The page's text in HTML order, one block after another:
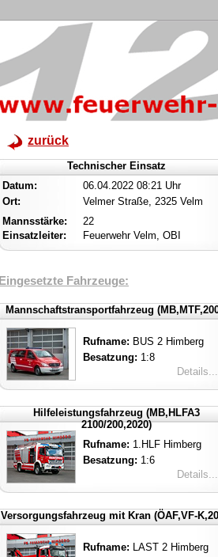
zurück
Technischer Einsatz
Datum:
06.04.2022 08:21 Uhr
Ort:
Velmer Straße, 2325 Velm
Mannsstärke:
22
Einsatzleiter:
Feuerwehr Velm, OBI
Eingesetzte Fahrzeuge:
Mannschaftstransportfahrzeug
Rufname: BUS 2 Himberg
Besatzung: 1:8
Details...
Hilfeleistungsfahrzeug (MB,HLFA3
2100/200,2020)
Rufname: 1.HLF Himberg
Besatzung: 1:6
Details...
Versorgungsfahrzeug mit Kran (ÖAF,VF-
Rufname: LAST 2 Himberg